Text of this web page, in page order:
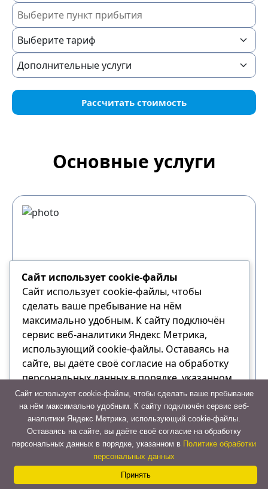
Рассчитать стоимость
Основные услуги
Такси по городу
Стоимость любой поездки в пределах
города составит 1000₽
1000₽
Сайт использует cookie-файлы
Сайт использует cookie-файлы, чтобы
сделать ваше пребывание на нём
максимально удобным. К cайту подключён
сервис веб-аналитики Яндекс Метрика,
использующий cookie-файлы. Оставаясь на
сайте, вы даёте своё согласие на обработку
персональных данных в порядке, указанном
в Политике обработки персональных данных
Отказаться
Принять
Принять
Сайт использует cookie-файлы, чтобы сделать ваше пребывание
на нём максимально удобным. К cайту подключён сервис веб-
аналитики Яндекс Метрика, использующий cookie-файлы.
Оставаясь на сайте, вы даёте своё согласие на обработку
персональных данных в порядке, указанном в Политике обработки
персональных данных